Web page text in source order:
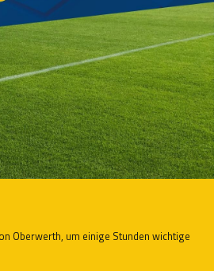
Oberwerth, um einige Stunden wichtige